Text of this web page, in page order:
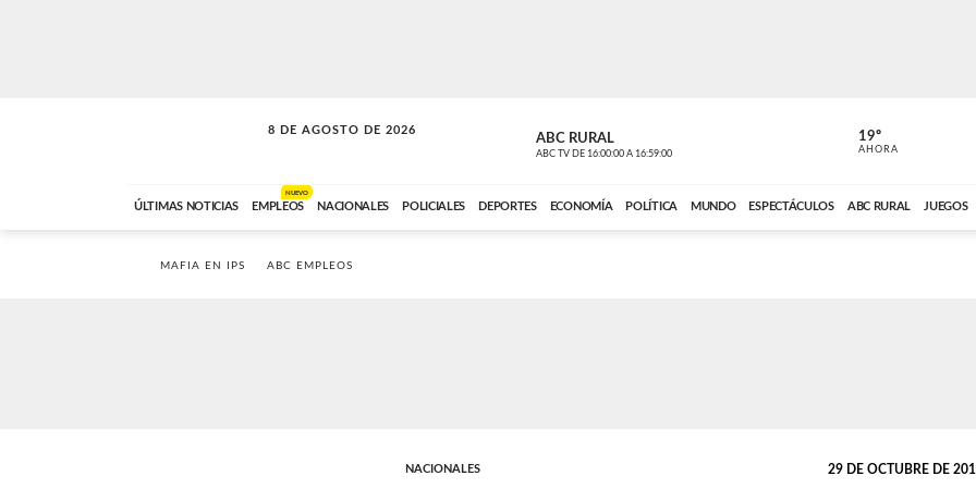
8 DE AGOSTO DE 2026
SOLO MÚSICA ABC RURAL
ABC TV DE 16:00:00 A 16:59:00 ABC CARDINAL
19º
AHORA
ÚLTIMAS NOTICIAS EMPLEOS
NUEVO
NACIONALES POLICIALES DEPORTES ECONOMÍA POLÍTICA MUNDO ESPECTÁCULOS ABC RURAL JUEGOS
MAFIA EN IPS ABC EMPLEOS
NACIONALES 29 DE OCTUBRE DE